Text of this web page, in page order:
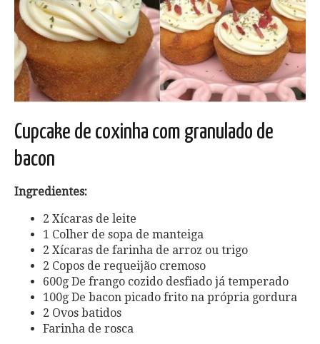
Cupcake de coxinha com granulado de
bacon
Ingredientes:
2 Xícaras de leite
1 Colher de sopa de manteiga
2 Xícaras de farinha de arroz ou trigo
2 Copos de requeijão cremoso
600g De frango cozido desfiado já temperado
100g De bacon picado frito na própria gordura
2 Ovos batidos
Farinha de rosca